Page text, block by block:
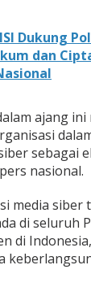
Dukung
dan
ajang
sebagai
nasional.
media siber
di seluruh
di